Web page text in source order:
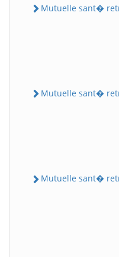
Mutuelle sant�
Mutuelle sant�
Mutuelle sant�